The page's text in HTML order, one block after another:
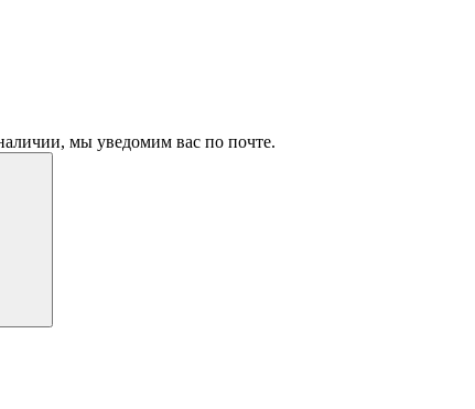
мы уведомим вас по почте.